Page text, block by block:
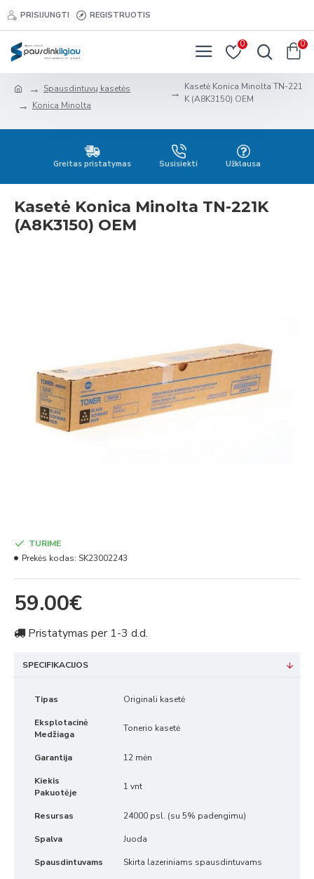
PRISIJUNGTI REGISTRUOTIS
0 0
Spausdintuvų kasetės
Konica Minolta
Kasetė Konica Minolta TN-221
K (A8K3150) OEM
Greitas pristatymas Susisiekti Užklausa
Kasetė Konica Minolta TN-221K
(A8K3150) OEM
59.00€
TURIME
Prekės kodas: SK23002243
Pristatymas per 1-3 d.d.
SPECIFIKACIJOS
Tipas Originali kasetė
Eksplotacinė
Medžiaga
Tonerio kasetė
Garantija 12 mėn
Kiekis
Pakuotėje
1 vnt
Resursas 24000 psl. (su 5% padengimu)
Spalva Juoda
Spausdintuvams Skirta lazeriniams spausdintuvams